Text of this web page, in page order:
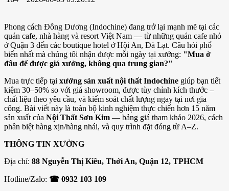
Phong cách Đông Dương (Indochine) đang trở lại mạnh mẽ tại các
quán cafe, nhà hàng và resort Việt Nam — từ những quán cafe nhỏ
ở Quận 3 đến các boutique hotel ở Hội An, Đà Lạt. Câu hỏi phổ
biến nhất mà chúng tôi nhận được mỗi ngày tại xưởng: "Mua ở
đâu để được giá xưởng, không qua trung gian?"
Mua trực tiếp tại xưởng sản xuất nội thất Indochine giúp bạn tiết
kiệm 30–50% so với giá showroom, được tùy chỉnh kích thước –
chất liệu theo yêu cầu, và kiểm soát chất lượng ngay tại nơi gia
công. Bài viết này là toàn bộ kinh nghiệm thực chiến hơn 15 năm
sản xuất của Nội Thất Sơn Kim — bảng giá tham khảo 2026, cách
phân biệt hàng xịn/hàng nhái, và quy trình đặt đóng từ A–Z.
THÔNG TIN XƯỞNG
Địa chỉ: 88 Nguyễn Thị Kiêu, Thới An, Quận 12, TPHCM
Hotline/Zalo: ☎ 0932 103 109